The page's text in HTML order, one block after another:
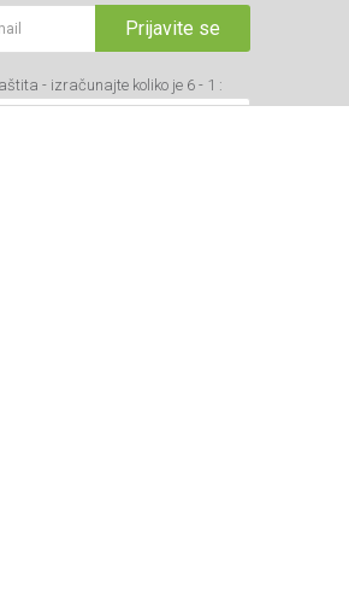
Prijavite se
- izračunajte koliko je 6 - 1 :
NEWSLETTER